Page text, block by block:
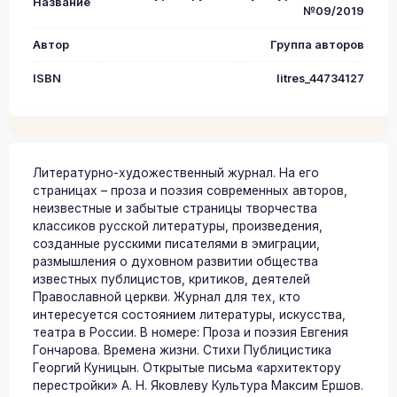
№09/2019
Автор Группа авторов
ISBN litres_44734127
Литературно-художественный журнал. На его
страницах – проза и поэзия современных авторов,
неизвестные и забытые страницы творчества
классиков русской литературы, произведения,
созданные русскими писателями в эмиграции,
размышления о духовном развитии общества
известных публицистов, критиков, деятелей
Православной церкви. Журнал для тех, кто
интересуется состоянием литературы, искусства,
театра в России. В номере: Проза и поэзия Евгения
Гончарова. Времена жизни. Стихи Публицистика
Георгий Куницын. Открытые письма «архитектору
перестройки» А. Н. Яковлеву Культура Максим Ершов.